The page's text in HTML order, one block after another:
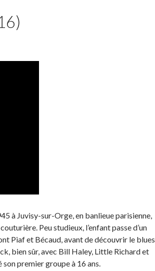
à Juvisy-sur-Orge, en banlieue parisienne,
Peu studieux, l’enfant passe d’un
Piaf et Bécaud, avant de découvrir le blues
bien sûr, avec Bill Haley, Little Richard et
son premier groupe à 16 ans.